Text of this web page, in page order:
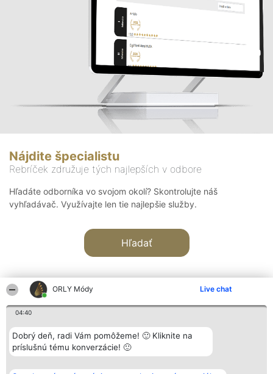
ORLY Módy Live chat
04:40
Dobrý deň, radi Vám pomôžeme! 🙂 Kliknite na
príslušnú tému konverzácie! 🙂
Nájdite špecialistu
Rebríček združuje tých najlepších v odbore
Hľadáte odborníka vo svojom okolí? Skontrolujte náš
vyhľadávač. Využívajte len tie najlepšie služby.
Hľadať
Organizátor hodnotenia
Bright Side Solutions sp. z o.
o. sp. k.
Wrocław 50-079
Hodnotenie
Laureáti
Lista
Laureatów
Kontakt
Kontakt